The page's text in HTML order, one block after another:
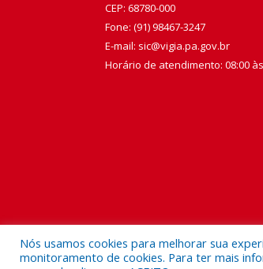
CEP: 68780-000
Fone: (91) 98467-3247
E-mail: sic@vigia.pa.gov.br
Horário de atendimento: 08:00
Nós usamos cookies para melhorar sua
monitoramento de cookies. Para ter mais